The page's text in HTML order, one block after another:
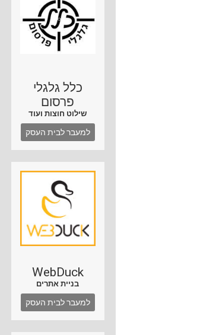
כלל גלגלי
פרסום
שילוט חוצות ועוד
למעבר לבית העסק
WebDuck
בניית אתרים
למעבר לבית העסק